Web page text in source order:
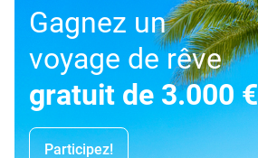
Gagnez un
voyage de rêve
gratuit de 3.000 €
Participez!